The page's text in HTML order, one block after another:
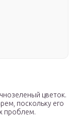
цветок.
поскольку его
проблем.